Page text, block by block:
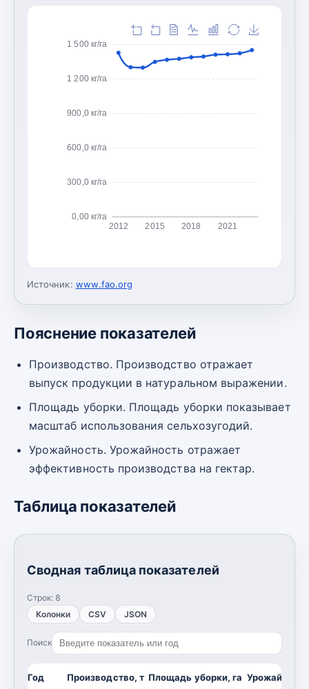
0,00 кг/га
300,0 кг/га
600,0 кг/га
900,0 кг/га
1 200 кг/га
1 500 кг/га
2012 2015 2018 2021
Источник: www.fao.org
Пояснение показателей
Производство. Производство отражает
выпуск продукции в натуральном выражении.
Площадь уборки. Площадь уборки показывает
масштаб использования сельхозугодий.
Урожайность. Урожайность отражает
эффективность производства на гектар.
Таблица показателей
Сводная таблица показателей
Строк: 8
Колонки
CSV JSON
Поиск
Год Производство, т Площадь уборки, га